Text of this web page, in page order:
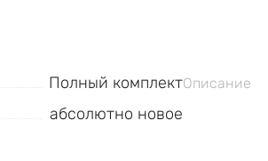
Полный комплект
абсолютно новое
Описание